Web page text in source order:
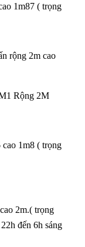
1m87 ( trọng
rộng 2m cao
Rộng 2M
1m8 ( trọng
2m.( trọng
đến 6h sáng